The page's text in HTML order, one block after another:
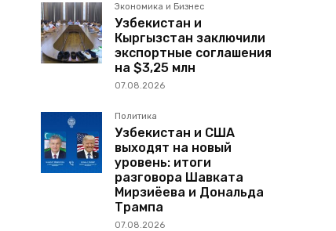
Экономика и Бизнес
Узбекистан и
Кыргызстан заключили
экспортные соглашения
на $3,25 млн
07.08.2026
Политика
Узбекистан и США
выходят на новый
уровень: итоги
разговора Шавката
Мирзиёева и Дональда
Трампа
07.08.2026